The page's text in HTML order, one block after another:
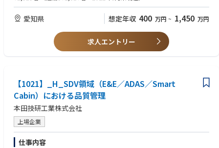
フトウェア開発の経験
・通信モジュール、チップセット開発におけるソフトウェア開発の経験
・上記開発におけるチームリーダーもしくはマネージャー経験
・20代から60代まで幅広い年代が在籍し、若手や中堅メンバーも多く活躍
・困りごとはチームで助け合う活気ある明るい職場です。
化・複雑化する新車開発の企画から市場投入までを、現場で技術情報を管
理しながら支える組織
【やりがい・PR】
新型車開発・生産準備の現場で、「車両企画から市場投入まで」を一貫し
て見守ることができます。
トヨタの多くの業務は技術情報でつながっており、その管理を通じて新車
開発から車両生産までを支える重要な役割を担います。
【WANT（歓迎要件）】
・自動車業界または製造業において、車両・部品のプロジェクト管理や開
発、生産管理の経験・知識がある方
愛知県 想定年収 400 万円 ~ 1,450 万円
求人エントリー
【1021】_H_SDV領域（E&E／ADAS／Smart
Cabin）における品質管理
本田技研工業株式会社
上場企業
仕事内容